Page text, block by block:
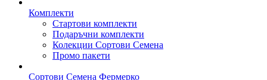
Комплекти
Стартови комплекти
Подаръчни комплекти
Колекции Сортови Семена
Промо пакети
Сортови Семена Фермерко